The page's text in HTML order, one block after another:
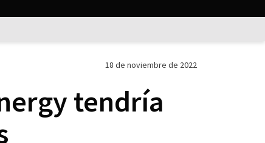
18 de noviembre de 2022
tendría